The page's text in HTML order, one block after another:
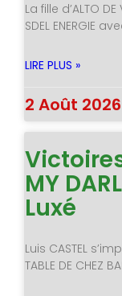
La fille d’ALTO
SDEL ENERGIE
LIRE PLUS »
2 Août 2026
MY
Luxé
Luis CASTEL
TABLE DE CHEZ